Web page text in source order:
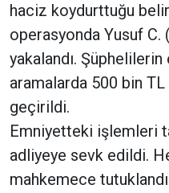
haciz koydurttuğu
operasyonda Yusuf
yakalandı. Şüphelilerin
aramalarda 500 bin
geçirildi.
Emniyetteki işlemleri
adliyeye sevk edildi.
mahkemece